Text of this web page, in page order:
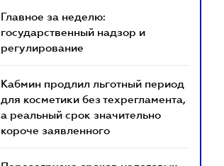
Главное за неделю:
государственный надзор и
регулирование
Кабмин продлил льготный период
для косметики без техрегламента,
а реальный срок значительно
короче заявленного